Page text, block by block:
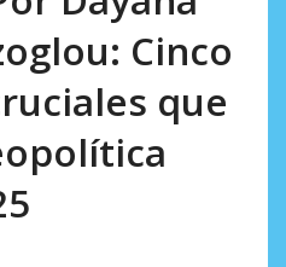
Cinco
que